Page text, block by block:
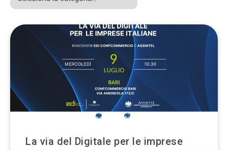
La via del Digitale per le imprese